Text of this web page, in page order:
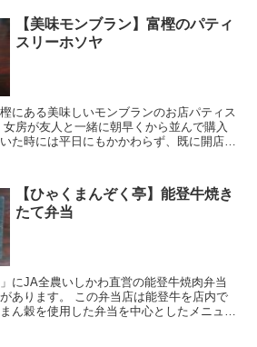
【美味モンブラン】富樫のパティ
スリーホソヤ
にある美味しいモンブランのお店パティス
房が友人と一緒に朝早くから並んで購入
た時には平日にもかかわらず、既に開店前
【ひゃくまんぞく亭】能登牛焼き
たて弁当
にJA全農いしかわ直営の能登牛焼肉弁当
あります。 この弁当店は能登牛を店内で
ん穀を使用した弁当を中心としたメニュー